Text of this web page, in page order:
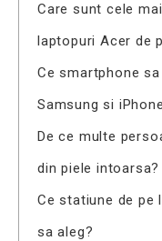
Care sunt cele
laptopuri Acer de
Ce smartphone
Samsung si
De ce multe
din piele intoarsa?
Ce statiune de pe
sa aleg?